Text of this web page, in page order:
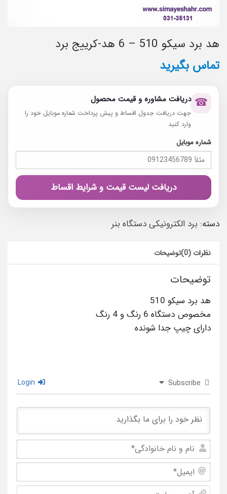
هد برد سیکو 510 – 6 هد-کرییج برد
تماس بگیرید
☎ دریافت مشاوره و قیمت محصول
جهت دریافت جدول اقساط و پیش پرداخت شماره موبایل خود را
وارد کنید
شماره موبایل
دریافت لیست قیمت و شرایط اقساط
دسته: برد الکترونیکی دستگاه بنر
توضیحات نظرات (0)
توضیحات
هد برد سیکو 510
مخصوص دستگاه 6 رنگ و 4 رنگ
دارای چیپ جدا شونده
Subscribe
و